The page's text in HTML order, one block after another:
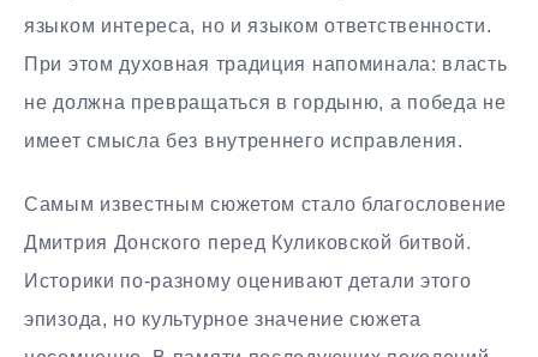
языком интереса, но и языком ответственности.
При этом духовная традиция напоминала: власть
не должна превращаться в гордыню, а победа не
имеет смысла без внутреннего исправления.
Самым известным сюжетом стало благословение
Дмитрия Донского перед Куликовской битвой.
Историки по-разному оценивают детали этого
эпизода, но культурное значение сюжета